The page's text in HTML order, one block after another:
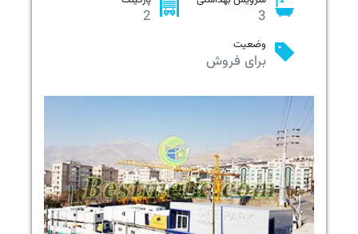
3
2
وضعیت
برای فروش